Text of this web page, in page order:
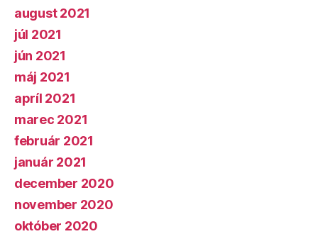
august 2021
júl 2021
jún 2021
máj 2021
apríl 2021
marec 2021
február 2021
január 2021
december 2020
november 2020
október 2020